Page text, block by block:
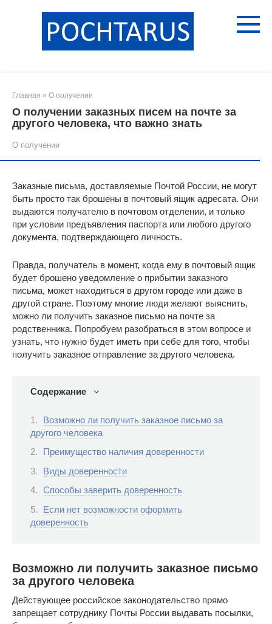
Главная » О получении
О получении заказных писем на почте за
другого человека, что важно знать
О получении
Заказные письма, доставляемые Почтой России, не могут
быть просто так брошены в почтовый ящик адресата. Они
выдаются получателю в почтовом отделении, и только
при условии предъявления паспорта или любого другого
документа, подтверждающего личность.
Правда, получатель в момент, когда ему в почтовый ящик
будет брошено уведомление о прибытии заказного
письма, может находиться в другом городе или даже в
другой стране. Поэтому многие люди желают выяснить,
можно ли получить заказное письмо на почте за
родственника. Попробуем разобраться в этом вопросе и
узнать, что нужно будет иметь при себе для того, чтобы
получить заказное отправление за другого человека.
Содержание
Возможно ли получить заказное письмо за
другого человека
Преимущество наличия доверенности
Виды доверенности
Способы заверить доверенность
Если нет возможности оформить
доверенность
Возможно ли получить заказное письмо
за другого человека
Действующее российское законодательство прямо
запрещает сотруднику Почты России выдавать посылки,